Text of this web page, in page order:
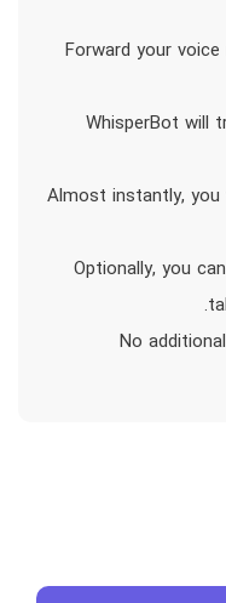
1. Forward your
2. WhisperBot
3. Almost instantly,
4. Optionally, you
No